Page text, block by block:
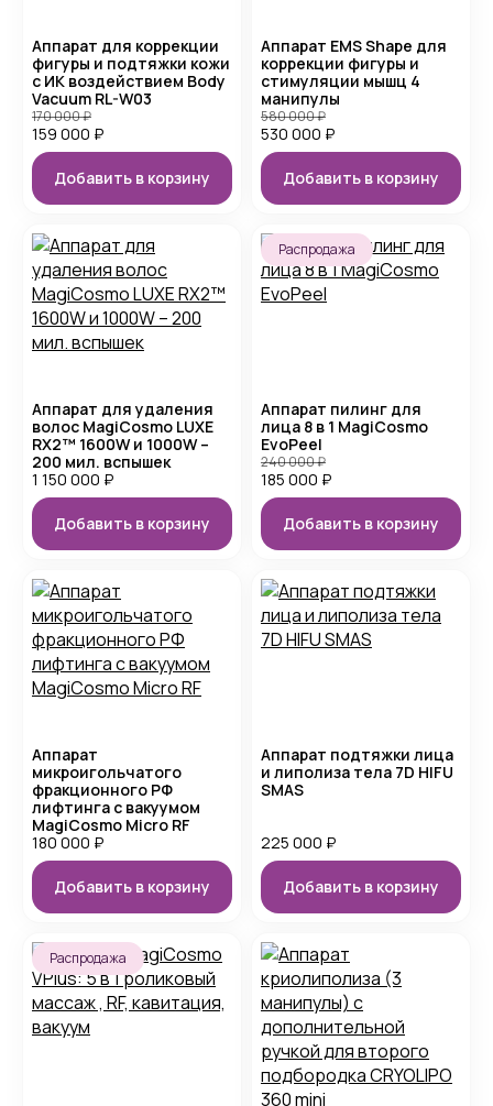
Аппарат для коррекции
фигуры и подтяжки кожи
с ИК воздействием Body
Vacuum RL-W03
159 000 ₽
170 000₽
Добавить в корзину
Аппарат EMS Shape для
коррекции фигуры и
стимуляции мышц 4
манипулы
530 000 ₽
580 000₽
Добавить в корзину
Аппарат для удаления
волос MagiCosmo LUXE
RX2™ 1600W и 1000W –
200 мил. вспышек
1 150 000 ₽
Добавить в корзину
Распродажа
Аппарат пилинг для
лица 8 в 1 MagiCosmo
EvoPeel
185 000 ₽
240 000₽
Добавить в корзину
Аппарат
микроигольчатого
фракционного РФ
лифтинга с вакуумом
MagiCosmo Micro RF
180 000 ₽
Добавить в корзину
Аппарат подтяжки лица
и липолиза тела 7D HIFU
SMAS
225 000 ₽
Добавить в корзину
Распродажа